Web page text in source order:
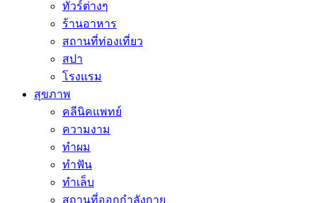
ทัวร์ต่างๆ
ร้านอาหาร
สถานที่ท่องเที่ยว
สปา
โรงแรม
สุขภาพ
คลีนิคแพทย์
ความงาม
ทำผม
ทำฟัน
ทำเล็บ
สถานที่ออกกำลังกาย